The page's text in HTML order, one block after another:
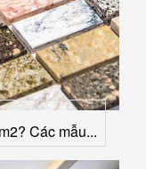
Các mẫu...